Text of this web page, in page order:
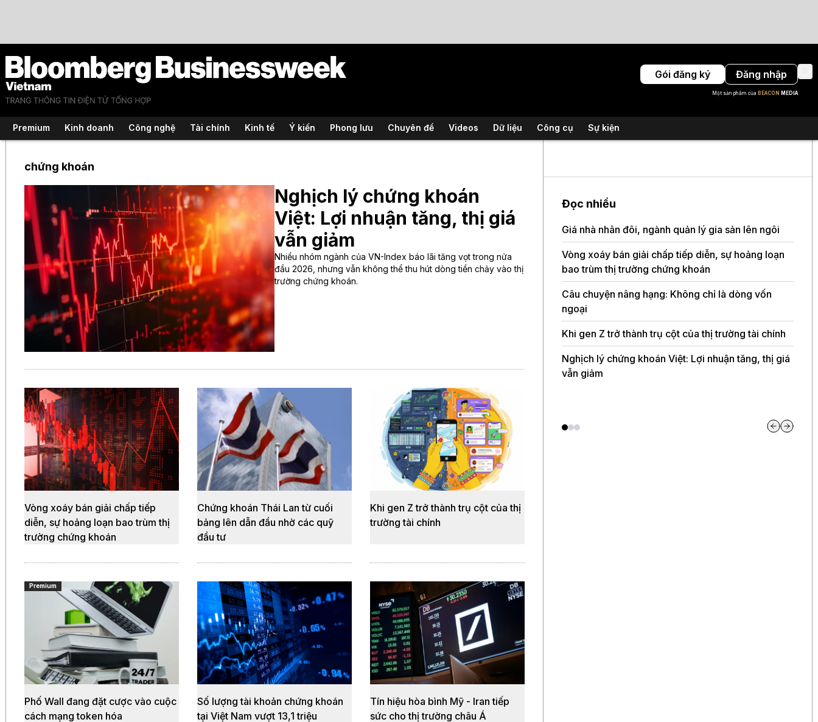
Gói đăng ký Đăng nhập
Một sản phẩm của BEACON MEDIA
Premium Kinh doanh Công nghệ Tài chính Kinh tế Ý kiến Phong lưu Chuyên đề Videos Dữ liệu Công cụ Sự kiện
chứng khoán
Nghịch lý chứng khoán
Việt: Lợi nhuận tăng, thị giá
vẫn giảm
Nhiều nhóm ngành của VN-Index báo lãi tăng vọt trong nửa
đầu 2026, nhưng vẫn không thể thu hút dòng tiền chảy vào thị
trường chứng khoán.
Vòng xoáy bán giải chấp tiếp
diễn, sự hoảng loạn bao trùm thị
trường chứng khoán
Chứng khoán Thái Lan từ cuối
bảng lên dẫn đầu nhờ các quỹ
đầu tư
Khi gen Z trở thành trụ cột của thị
trường tài chính
Premium
Phố Wall đang đặt cược vào cuộc
cách mạng token hóa
Số lượng tài khoản chứng khoán
tại Việt Nam vượt 13,1 triệu
Tín hiệu hòa bình Mỹ - Iran tiếp
sức cho thị trường châu Á
Đọc nhiều
Giá nhà nhân đôi, ngành quản lý gia sản lên ngôi
Vòng xoáy bán giải chấp tiếp diễn, sự hoảng loạn
bao trùm thị trường chứng khoán
Câu chuyện nâng hạng: Không chỉ là dòng vốn
ngoại
Khi gen Z trở thành trụ cột của thị trường tài chính
Nghịch lý chứng khoán Việt: Lợi nhuận tăng, thị giá
vẫn giảm